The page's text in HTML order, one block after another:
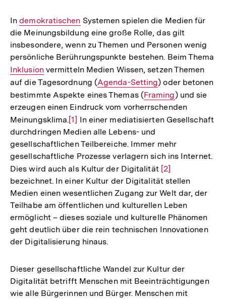
InInterner
Link:
demokratischen Systemen spielen die Medien für
die Meinungsbildung eine große Rolle, das gilt
insbesondere, wenn zu Themen und Personen wenig
persönliche Berührungspunkte bestehen. Beim Thema
Interner
Link:
Inklusionvermitteln Medien Wissen, setzen Themen
auf die Tagesordnung (Interner
Link:
Agenda-Setting) oder betonen
bestimmte Aspekte eines Themas (Interner
Link:
Framing) und sie
erzeugen einen Eindruck vom vorherrschenden
Meinungsklima.Zur
Auflösung
der
Fußnote
[1] In einer mediatisierten Gesellschaft
durchdringen Medien alle Lebens- und
gesellschaftlichen Teilbereiche. Immer mehr
gesellschaftliche Prozesse verlagern sich ins Internet.
Dies wird auch als Kultur der Digitalität Zur
Auflösung
der
Fußnote
[2]
bezeichnet. In einer Kultur der Digitalität stellen
Medien einen wesentlichen Zugang zur Welt dar, der
Teilhabe am öffentlichen und kulturellen Leben
ermöglicht – dieses soziale und kulturelle Phänomen
geht deutlich über die rein technischen Innovationen
der Digitalisierung hinaus.
Dieser gesellschaftliche Wandel zur Kultur der
Digitalität betrifft Menschen mit Beeinträchtigungen
wie alle Bürgerinnen und Bürger. Menschen mit